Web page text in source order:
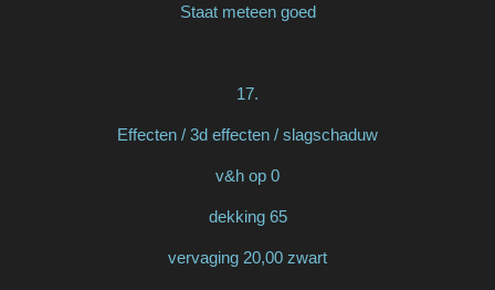
Staat meteen goed
17.
Effecten / 3d effecten / slagschaduw
v&h op 0
dekking 65
vervaging 20,00 zwart